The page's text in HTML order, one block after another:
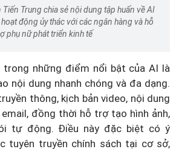
Tiến Trung chia sẻ nội dung tập huấn về AI
động ủy thác với các ngân hàng và hỗ
phụ nữ phát triển kinh tế
trong những điểm nổi bật của AI là
nội dung nhanh chóng và đa dạng.
thông, kịch bản video, nội dung
email, đồng thời hỗ trợ tạo hình ảnh,
tự động. Điều này đặc biệt có ý
tuyên truyền chính sách tại cơ sở,